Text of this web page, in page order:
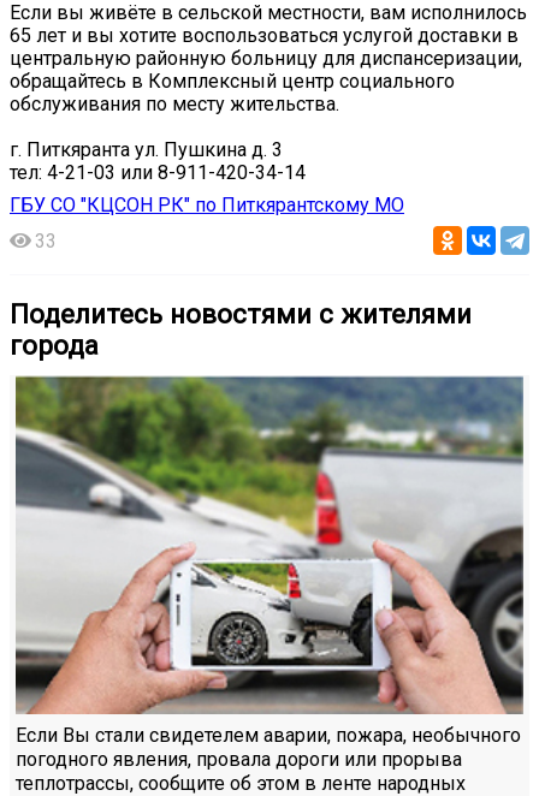
Если вы живёте в сельской местности, вам исполнилось
65 лет и вы хотите воспользоваться услугой доставки в
центральную районную больницу для диспансеризации,
обращайтесь в Комплексный центр социального
обслуживания по месту жительства.
г. Питкяранта ул. Пушкина д. 3
тел: 4-21-03 или 8-911-420-34-14
ГБУ СО "КЦСОН РК" по Питкярантскому МО
33
Поделитесь новостями с жителями
города
Если Вы стали свидетелем аварии, пожара, необычного
погодного явления, провала дороги или прорыва
теплотрассы, сообщите об этом в ленте народных